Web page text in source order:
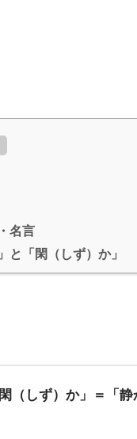
名言
と「閑（しず）か」
（しず）か」＝「